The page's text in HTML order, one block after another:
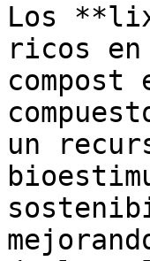
Los
ricos
un